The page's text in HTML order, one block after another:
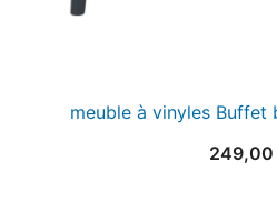
meuble à vinyles Buffet
249,00